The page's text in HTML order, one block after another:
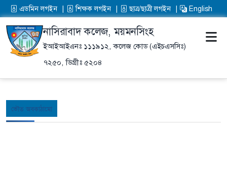
এডমিন লগইন শিক্ষক লগইন ছাত্র/ছাত্রী লগইন English
নাসিরাবাদ কলেজ, ময়মনসিংহ
ইআইআইএনঃ ১১১৯১২, কলেজ কোড (এইচএসসিঃ)
৭২৫০, ডিগ্রীঃ ৫২০৪
ভৌত অবকাঠামো